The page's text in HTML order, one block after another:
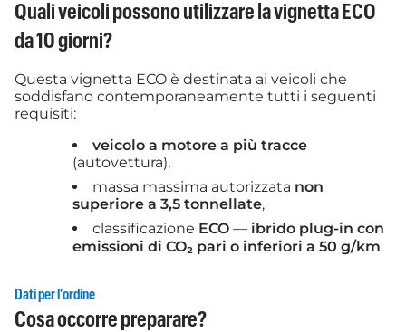
Quali veicoli possono utilizzare la vignetta ECO
da 10 giorni?
Questa vignetta ECO è destinata ai veicoli che
soddisfano contemporaneamente tutti i seguenti
requisiti:
veicolo a motore a più tracce
(autovettura),
massa massima autorizzata non
superiore a 3,5 tonnellate,
classificazione ECO — ibrido plug-in con
emissioni di CO₂ pari o inferiori a 50 g/km.
Dati per l'ordine
Cosa occorre preparare?